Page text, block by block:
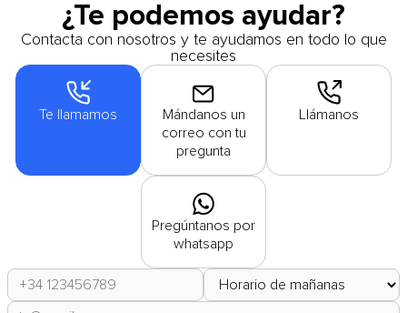
¿Te podemos ayudar?
Contacta con nosotros y te ayudamos en todo lo que
necesites
Te llamamos
Mándanos un
correo con tu
pregunta
Llámanos
Pregúntanos por
whatsapp